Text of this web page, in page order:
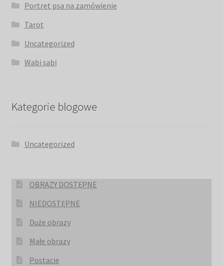
Portret psa na zamówienie
Tarot
Uncategorized
Wabi sabi
Kategorie blogowe
Uncategorized
OBRAZY DOSTĘPNE
NIEDOSTĘPNE
Duże obrazy
Małe obrazy
Postacie